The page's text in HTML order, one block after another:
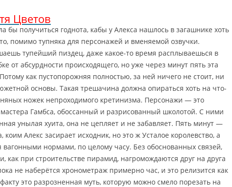
Цветов
бы получиться годнота, кабы у Алекса нашлось в загашнике хоть
помимо тупняка для персонажей и вменяемой озвучки.
тупейший пиздец, даже какое-то время расплываешься в
от абсурдности происходящего, но уже через минут пять эта
как пустопорожняя полностью, за ней ничего не стоит, ни
основы. Такая трешачина должна опираться хоть на что-
ножек непроходимого кретинизма. Персонажи — это
Гамбса, обоссанный и разрисованный школотой. С ними
унылая хуита, она не цепляет и не забавляет. Пять минут —
коим Алекс засирает исходник, но это ж Усталое королевство, а
вагонными нормами, по целому часу. Без обоснованных связей,
как при строительстве пирамид, нагромождаются друг на друга
не наберётся хронометраж примерно час, и это релизится как
это разрозненная муть, которую можно смело порезать на